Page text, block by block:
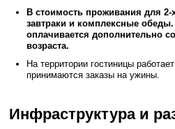
В стоимость проживания для
завтраки и комплексные
оплачивается дополнительно
возраста.
На территории гостиницы
принимаются заказы на ужины.
Инфраструктура и